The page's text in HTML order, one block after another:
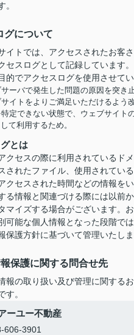
。
グについて
イトでは、アクセスされたお客
セスログとして記録しています。
的でアクセスログを使用させてい
サーバで発生した問題の原因を突き
サイトをよりご満足いただけるよう
特定できない状態で、ウェブサイト
て利用するため。
とは
クセスの際に利用されているド
されたファイル、使用されてい
クセスされた時間などの情報を
る情報と関連づける際には以前
マイズする場合がございます。
可能な個人情報となった段階で
保護方針に基づいて管理いたしま
保護に関する問合せ先
報の取り扱い及び管理に関するお
す。
ーユー不動産
606-3901